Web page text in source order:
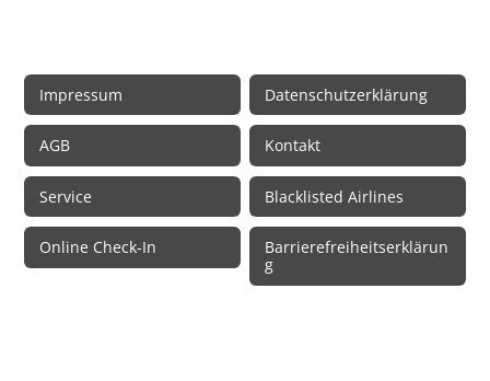
Impressum Datenschutzerklärung
AGB Kontakt
Service Blacklisted Airlines
Online Check-In
Barrierefreiheitserklärun
g